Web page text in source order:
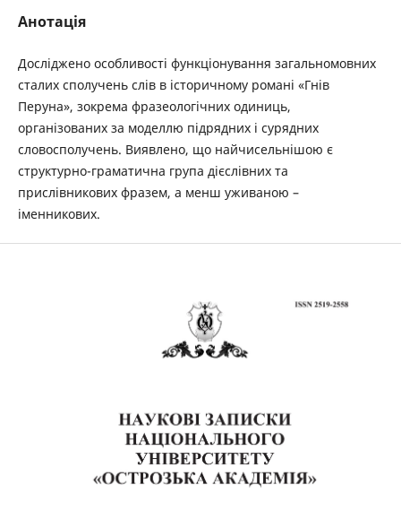
Анотація
Досліджено особливості функціонування загальномовних
сталих сполучень слів в історичному романі «Гнів
Перуна», зокрема фразеологічних одиниць,
організованих за моделлю підрядних і сурядних
словосполучень. Виявлено, що найчисельнішою є
структурно-граматична група дієслівних та
прислівникових фразем, а менш уживаною –
іменникових.